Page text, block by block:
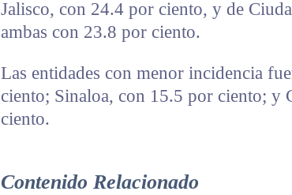
Jalisco, con 24.4 por ciento, y de
ambas con 23.8 por ciento.
Las entidades con menor incidencia
ciento; Sinaloa, con 15.5 por ciento; y
ciento.
Contenido Relacionado